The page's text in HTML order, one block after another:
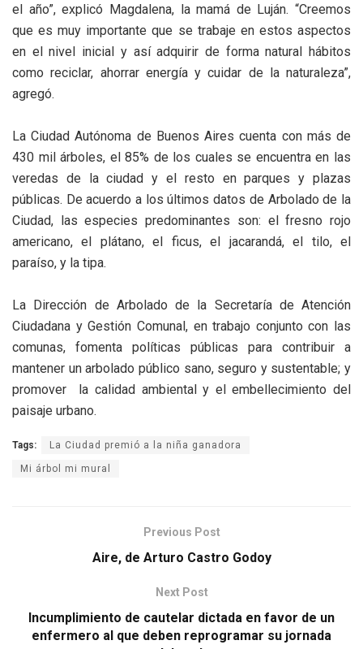
el año”, explicó Magdalena, la mamá de Luján. “Creemos
que es muy importante que se trabaje en estos aspectos
en el nivel inicial y así adquirir de forma natural hábitos
como reciclar, ahorrar energía y cuidar de la naturaleza”,
agregó.
La Ciudad Autónoma de Buenos Aires cuenta con más de
430 mil árboles, el 85% de los cuales se encuentra en las
veredas de la ciudad y el resto en parques y plazas
públicas. De acuerdo a los últimos datos de Arbolado de la
Ciudad, las especies predominantes son: el fresno rojo
americano, el plátano, el ficus, el jacarandá, el tilo, el
paraíso, y la tipa.
La Dirección de Arbolado de la Secretaría de Atención
Ciudadana y Gestión Comunal, en trabajo conjunto con las
comunas, fomenta políticas públicas para contribuir a
mantener un arbolado público sano, seguro y sustentable; y
promover la calidad ambiental y el embellecimiento del
paisaje urbano.
Tags: La Ciudad premió a la niña ganadora
Mi árbol mi mural
Previous Post
Aire, de Arturo Castro Godoy
Next Post
Incumplimiento de cautelar dictada en favor de un
enfermero al que deben reprogramar su jornada